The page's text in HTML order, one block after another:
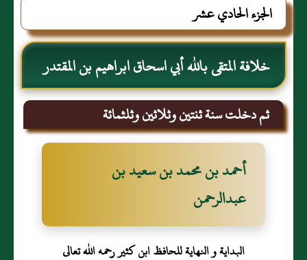
الجزء الحادي عشر
خلافة المتقى بالله أبي اسحاق ابراهيم بن المقتدر
ثم دخلت سنة ثنتين وثلاثين وثلثمائة
أحمد بن محمد بن سعيد بن
عبدالرحمن
البداية و النهاية للحافظ ابن كثير رحمه الله تعالى